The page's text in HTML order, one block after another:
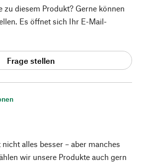
alles besser – aber manches
wir unsere Produkte auch gern
zu diesem Produkt? Gerne können
Es öffnet sich Ihr E-Mail-
Frage stellen